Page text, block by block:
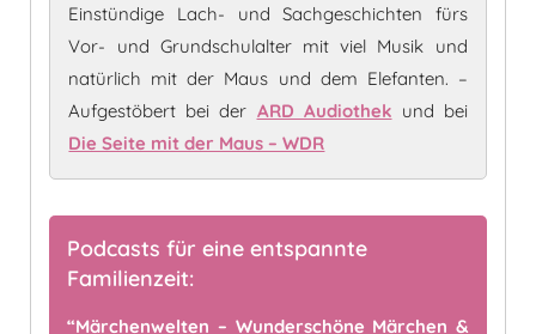
Einstündige Lach- und Sachgeschichten fürs
Vor- und Grundschulalter mit viel Musik und
natürlich mit der Maus und dem Elefanten. –
Aufgestöbert bei der ARD Audiothek und bei
Die Seite mit der Maus – WDR
Podcasts für eine entspannte
Familienzeit:
“Märchenwelten – Wunderschöne Märchen &